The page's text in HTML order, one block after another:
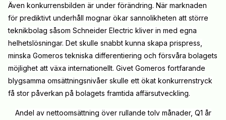
Även konkurrensbilden är under förändring. När marknaden
för prediktivt underhåll mognar ökar sannolikheten att större
teknikbolag såsom Schneider Electric kliver in med egna
helhetslösningar. Det skulle snabbt kunna skapa prispress,
minska Gomeros tekniska differentiering och försvåra bolagets
möjlighet att växa internationellt. Givet Gomeros fortfarande
blygsamma omsättningsnivåer skulle ett ökat konkurrenstryck
få stor påverkan på bolagets framtida affärsutveckling.
Andel av nettoomsättning över rullande tolv månader, Q1 år